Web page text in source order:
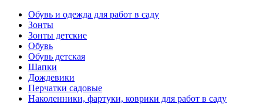
Обувь и одежда для работ в саду
Зонты
Зонты детские
Обувь
Обувь детская
Шапки
Дождевики
Перчатки садовые
Наколенники, фартуки, коврики для работ в саду